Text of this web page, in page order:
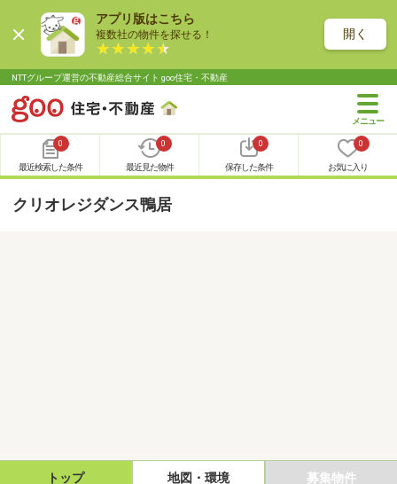
アプリ版はこちら
複数社の物件を探せる！ 開く
NTTグループ運営の不動産総合サイト goo住宅・不動産
0
最近検索した条件
0
最近見た物件
0
保存した条件
0
お気に入り
クリオレジダンス鴨居
トップ 地図・環境 募集物件